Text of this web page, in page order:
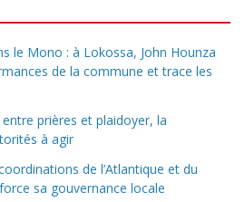
le Mono : à Lokossa, John Hounza
de la commune et trace les
prières et plaidoyer, la
à agir
de l’Atlantique et du
sa gouvernance locale